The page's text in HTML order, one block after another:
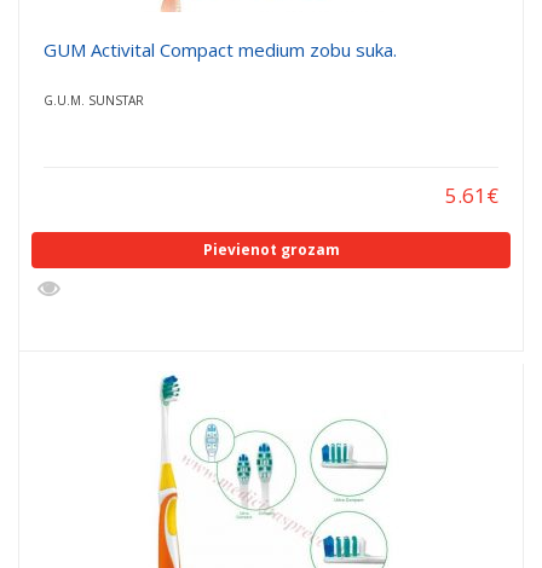
GUM Activital Compact medium zobu suka.
G.U.M. SUNSTAR
5.61€
Pievienot grozam